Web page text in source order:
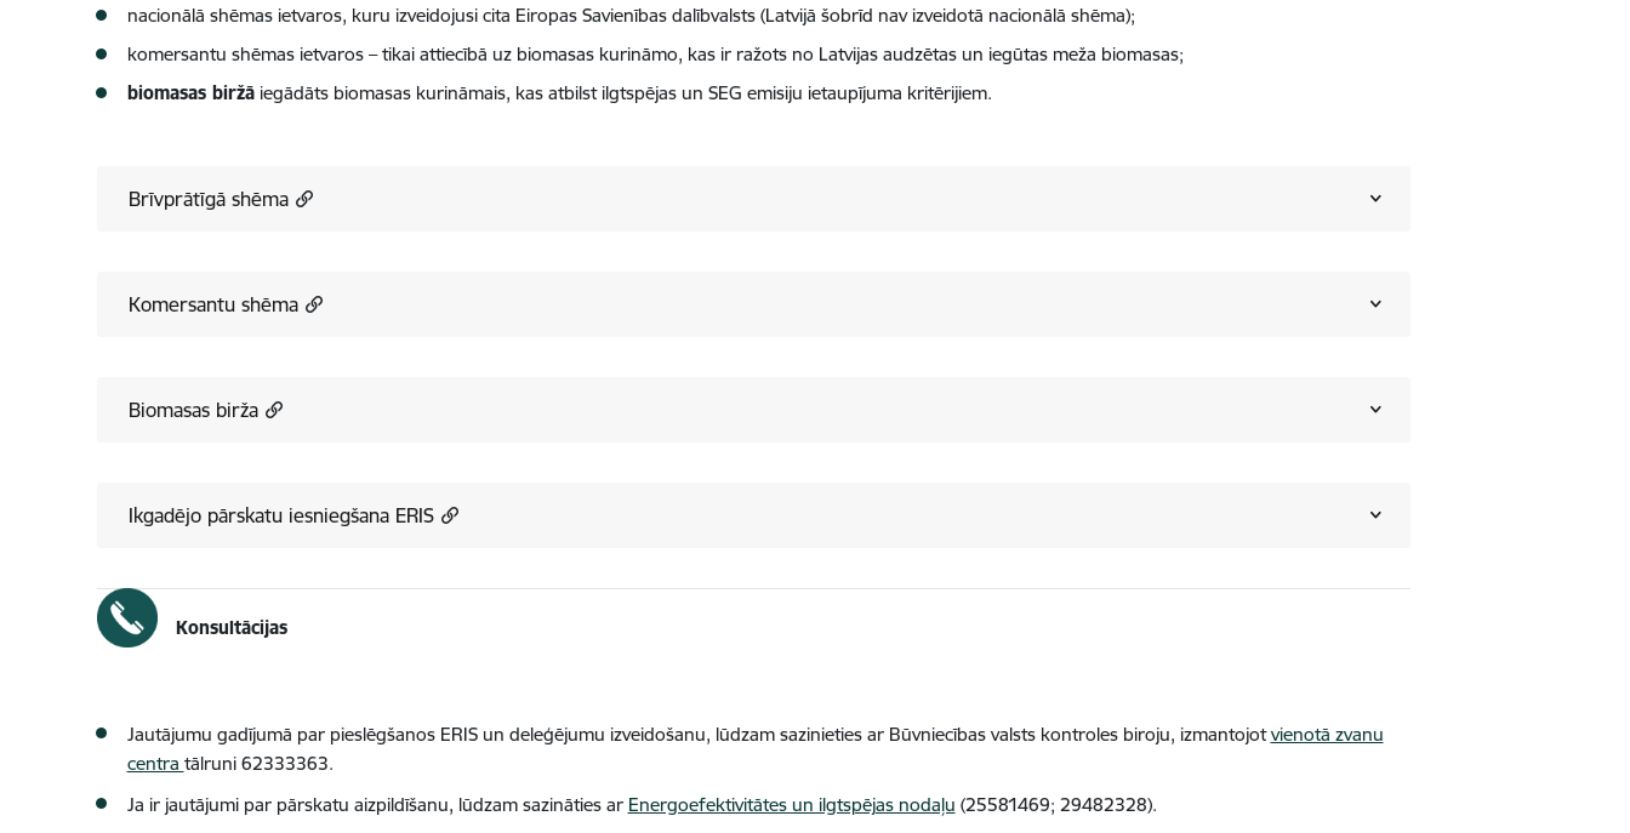
nacionālā shēmas ietvaros, kuru izveidojusi cita Eiropas Savienības dalībvalsts (Latvijā šobrīd nav izveidotā nacionālā shēma);
komersantu shēmas ietvaros – tikai attiecībā uz biomasas kurināmo, kas ir ražots no Latvijas audzētas un iegūtas meža biomasas;
biomasas biržāiegādāts biomasas kurināmais, kas atbilst ilgtspējas un SEG emisiju ietaupījuma kritērijiem.
Brīvprātīgā shēma
Komersantu shēma
Biomasas birža
Ikgadējo pārskatu iesniegšana ERIS
Konsultācijas
Jautājumu gadījumā par pieslēgšanos ERIS un deleģējumu izveidošanu, lūdzam sazinieties ar Būvniecības valsts kontroles biroju, izmantojotvienotā zvanu
centra tālruni 62333363.
Ja ir jautājumi par pārskatu aizpildīšanu, lūdzam sazināties ar Energoefektivitātes un ilgtspējas nodaļu (25581469; 29482328).